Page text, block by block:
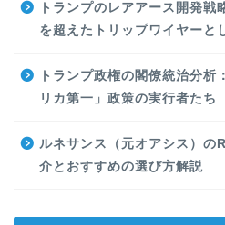
トランプのレアアース開発戦
を超えたトリップワイヤーと
トランプ政権の閣僚統治分析
リカ第一」政策の実行者たち
ルネサンス（元オアシス）の
介とおすすめの選び方解説